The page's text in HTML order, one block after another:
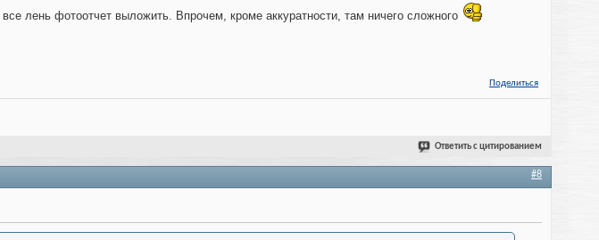
лень фотоотчет выложить. Впрочем, кроме аккуратности, там ничего сложного
Поделиться
Ответить с цитированием
#8